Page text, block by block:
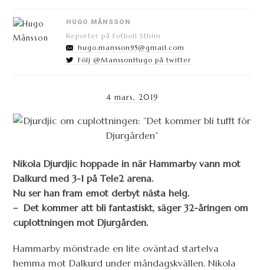
HUGO MÅNSSON
Reporter på Fotboll Sthlm
hugo.mansson95@gmail.com
Följ @ManssonHugo på twitter
4 mars, 2019
Nikola Djurdjic hoppade in när Hammarby vann mot
Dalkurd med 3-1 på Tele2 arena.
Nu ser han fram emot derbyt nästa helg.
– Det kommer att bli fantastiskt, säger 32-åringen om
cuplottningen mot Djurgården.
Hammarby mönstrade en lite oväntad startelva
hemma mot Dalkurd under måndagskvällen. Nikola